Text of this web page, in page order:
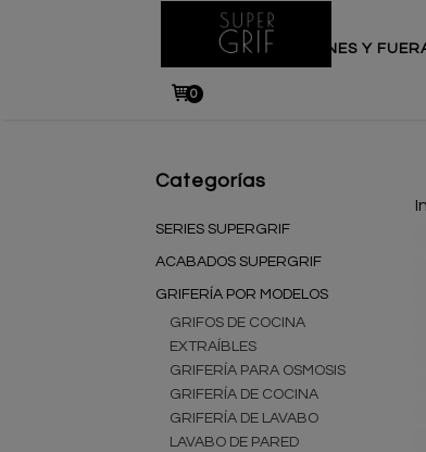
PROMOCIONES Y
0
Categorías
SERIES SUPERGRIF
ACABADOS SUPERGRIF
GRIFERÍA POR MODELOS
GRIFOS DE COCINA
EXTRAÍBLES
GRIFERÍA PARA OSMOSIS
GRIFERÍA DE COCINA
GRIFERÍA DE LAVABO
LAVABO DE PARED